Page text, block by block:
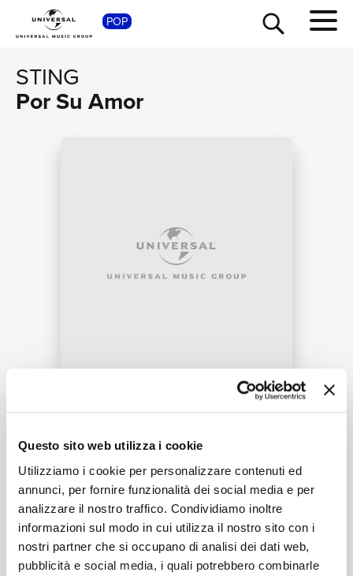
Questo sito web utilizza i cookie
Utilizziamo i cookie per personalizzare contenuti ed
annunci, per fornire funzionalità dei social media e per
analizzare il nostro traffico. Condividiamo inoltre
informazioni sul modo in cui utilizza il nostro sito con i
nostri partner che si occupano di analisi dei dati web,
pubblicità e social media, i quali potrebbero combinarle
POP
STING
Por Su Amor
Por Su Amor
03:41
Sting
Formati disponibili:
SHOP
TOUR
NEWS
RICERCA
CHI SIAMO
CONTATTI